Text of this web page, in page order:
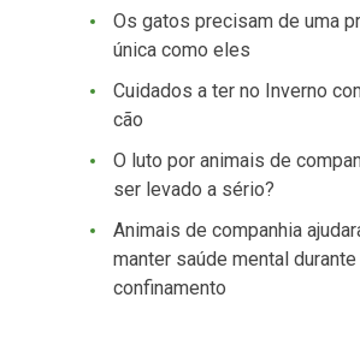
Os gatos precisam de uma
única como eles
Cuidados a ter no Inverno
cão
O luto por animais de
ser levado a sério?
Animais de companhia
manter saúde mental durante
confinamento